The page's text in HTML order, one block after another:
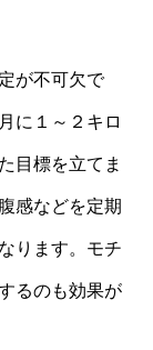
が不可欠で
に１～２キロ
目標を立てま
感などを定期
ります。モチ
るのも効果が